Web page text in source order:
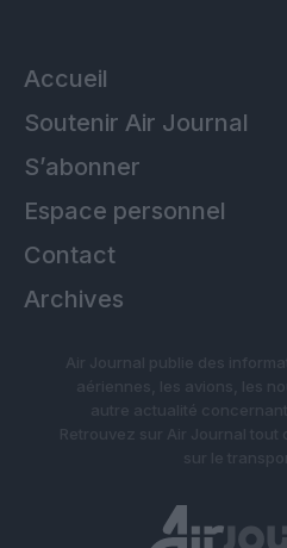
Accueil
Soutenir Air Journal
S’abonner
Espace personnel
Contact
Archives